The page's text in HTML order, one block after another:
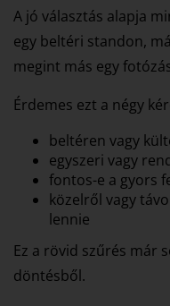
A jó választás alapja
egy beltéri standon,
megint más egy
Érdemes ezt a négy
beltéren vagy
egyszeri vagy
fontos-e a gyors
közelről vagy
lennie
Ez a rövid szűrés már
döntésből.